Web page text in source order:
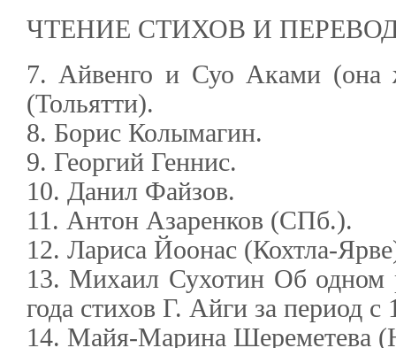
ЧТЕНИЕ СТИХОВ И
7. Айвенго и Суо Аками (она
(Тольятти).
8. Борис Колымагин.
9. Георгий Геннис.
10. Данил Файзов.
11. Антон Азаренков (СПб.).
12. Лариса Йоонас (Кохтла-
13. Михаил Сухотин Об одном
года стихов Г. Айги за период
14. Майя-Марина Шереметева